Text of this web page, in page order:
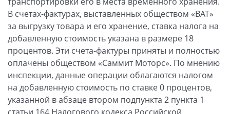
В счетах-фактурах, выставленных обществом «ВАТ»
за выгрузку товара и его хранение, ставка налога на
добавленную стоимость указана в размере 18
процентов. Эти счета-фактуры приняты и полностью
оплачены обществом «Саммит Моторс». По мнению
инспекции, данные операции облагаются налогом
на добавленную стоимость по ставке 0 процентов,
указанной в абзаце втором подпункта 2 пункта 1